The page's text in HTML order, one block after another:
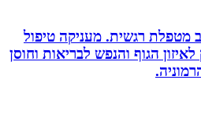
רגשית. מעניקה טיפול
הגוף והנפש לבריאות וחוסן